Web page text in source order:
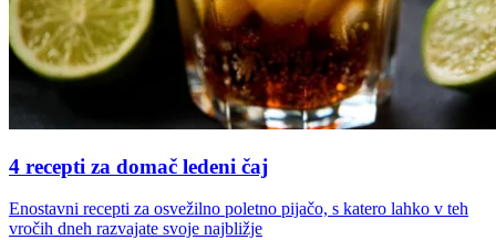
4 recepti za domač ledeni čaj
Enostavni recepti za osvežilno poletno pijačo, s katero lahko v teh
vročih dneh razvajate svoje najbližje